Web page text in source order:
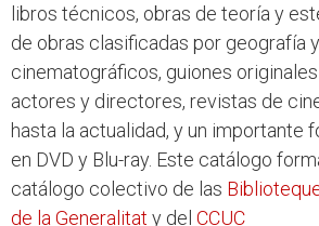
libros técnicos, obras de teoría y
de obras clasificadas por geografía
cinematográficos, guiones
actores y directores, revistas de
hasta la actualidad, y un importante
en DVD y Blu-ray. Este catálogo
catálogo colectivo de las
de la Generalitat y del CCUC